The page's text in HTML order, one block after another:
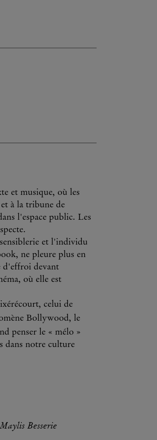
et musique, où les
à la tribune de
l'espace public. Les
et l'individu
ne pleure plus en
d'effroi devant
où elle est
celui de
Bollywood, le
penser le « mélo »
dans notre culture
Besserie